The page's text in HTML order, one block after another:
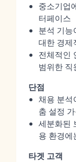
중소기업
터페이스
분석 기능
대한 경제
전체적인
범위한 직
단점
채용 분석
춤 설정
세분화된
용 환경에
타겟 고객